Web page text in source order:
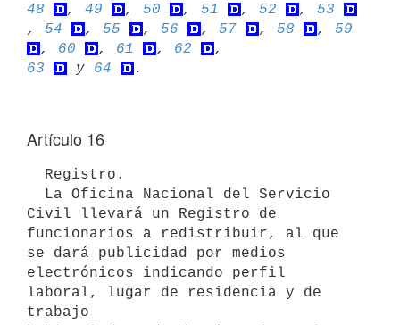
48
, 49 , 50 , 51 , 52 , 53
, 54 , 55 , 56 , 57 , 58 , 59
, 60 , 61 , 62
63
y 64
Artículo 16
Civil llevará un Registro de
funcionarios a redistribuir, al que
se dará publicidad por medios
electrónicos indicando perfil
laboral, lugar de residencia y de
trabajo